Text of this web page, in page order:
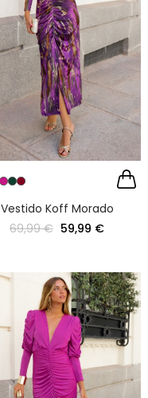
Vestido Koff Morado
69,99 € 59,99 €